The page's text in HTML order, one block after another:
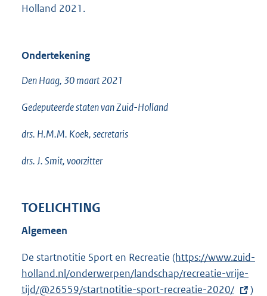
Holland 2021.
Ondertekening
Den Haag, 30 maart 2021
Gedeputeerde staten van Zuid-Holland
drs. H.M.M. Koek, secretaris
drs. J. Smit, voorzitter
TOELICHTING
Algemeen
De startnotitie Sport en Recreatie E
x
t
(https://www.zuid-
holland.nl/onderwerpen/landschap/recreatie-vrije-
tijd/@26559/startnotitie-sport-recreatie-2020/
)